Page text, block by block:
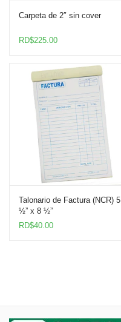
Carpeta de 2″ sin cover
RD$225.00
Talonario de Factura (NCR) 5
½” x 8 ½”
RD$40.00